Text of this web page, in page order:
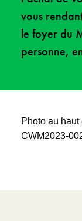
vous
le foyer du
personne,
Photo au haut
CWM2023-